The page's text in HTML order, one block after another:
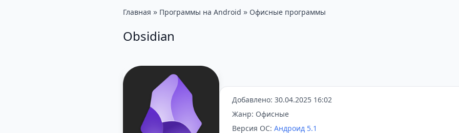
Главная » Программы на Android » Офисные программы
Obsidian
Добавлено: 30.04.2025 16:02
Жанр: Офисные
Версия ОС: Андроид 5.1